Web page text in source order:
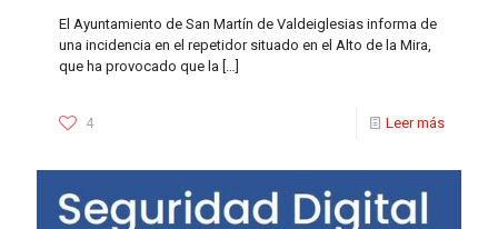
El Ayuntamiento de San Martín de Valdeiglesias informa de
una incidencia en el repetidor situado en el Alto de la Mira,
que ha provocado que la […]
4 Leer más